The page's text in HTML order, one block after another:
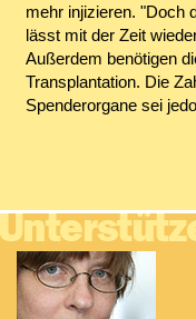
mehr injizieren. "Doch
lässt mit der Zeit
Außerdem benötigen
Transplantation. Die
Spenderorgane sei